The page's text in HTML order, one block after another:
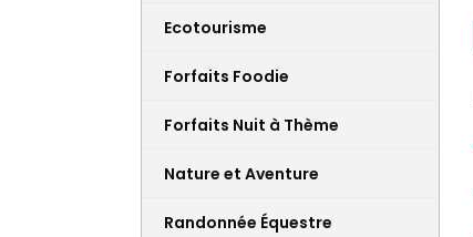
Ecotourisme
Forfaits Foodie
Forfaits Nuit à Thème
Nature et Aventure
Randonnée Équestre